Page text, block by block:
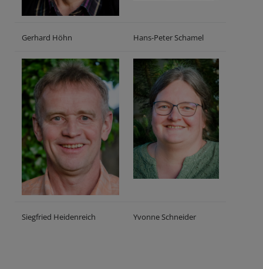
Gerhard Höhn Hans-Peter Schamel
Siegfried Heidenreich Yvonne Schneider